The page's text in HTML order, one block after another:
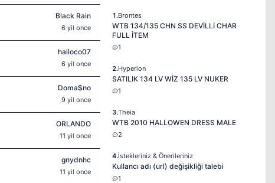
Black Rain
6 yil once
hailoco07
6 yil once
Doma$no
9 yil once
ORLANDO
11 yil once
gnydnhc
11 yil once
1.Brontes
WTB 134/135 CHN SS DEVİLLİ CHAR
FULL İTEM
1
2.Hyperion
SATILIK 134 LV WİZ 135 LV NUKER
1
3.Theia
WTB 2010 HALLOWEN DRESS MALE
2
4.İstekleriniz & Önerileriniz
Kullancı adı (url) değişikliği talebi
1